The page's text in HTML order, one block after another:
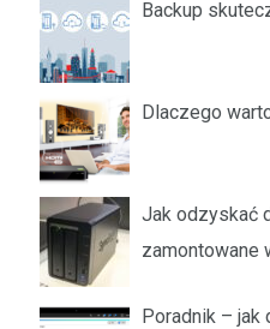
Backup
Dlaczego
Jak odzyskać
zamontowane
Poradnik – jak